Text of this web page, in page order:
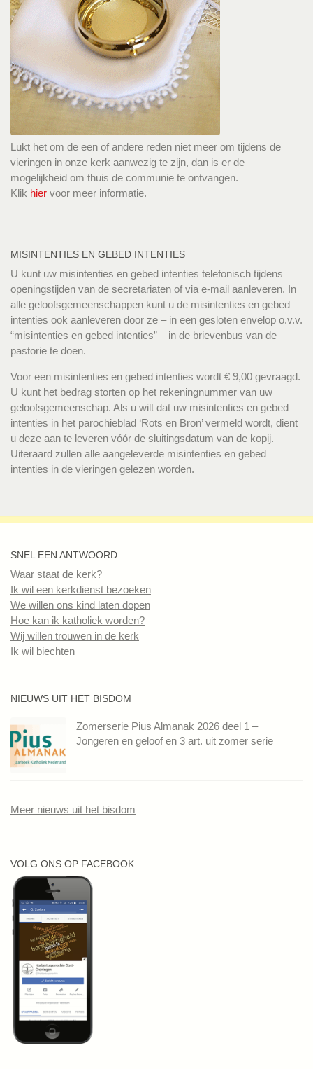
Lukt het om de een of andere reden niet meer om tijdens de
vieringen in onze kerk aanwezig te zijn, dan is er de
mogelijkheid om thuis de communie te ontvangen.
Klik hier voor meer informatie.
MISINTENTIES EN GEBED INTENTIES
U kunt uw misintenties en gebed intenties telefonisch tijdens
openingstijden van de secretariaten of via e-mail aanleveren. In
alle geloofsgemeenschappen kunt u de misintenties en gebed
intenties ook aanleveren door ze – in een gesloten envelop o.v.v.
“misintenties en gebed intenties” – in de brievenbus van de
pastorie te doen.
Voor een misintenties en gebed intenties wordt € 9,00 gevraagd.
U kunt het bedrag storten op het rekeningnummer van uw
geloofsgemeenschap. Als u wilt dat uw misintenties en gebed
intenties in het parochieblad ‘Rots en Bron’ vermeld wordt, dient
u deze aan te leveren vóór de sluitingsdatum van de kopij.
Uiteraard zullen alle aangeleverde misintenties en gebed
intenties in de vieringen gelezen worden.
SNEL EEN ANTWOORD
Waar staat de kerk?
Ik wil een kerkdienst bezoeken
We willen ons kind laten dopen
Hoe kan ik katholiek worden?
Wij willen trouwen in de kerk
Ik wil biechten
NIEUWS UIT HET BISDOM
Zomerserie Pius Almanak 2026 deel 1 –
Jongeren en geloof en 3 art. uit zomer serie
Meer nieuws uit het bisdom
VOLG ONS OP FACEBOOK